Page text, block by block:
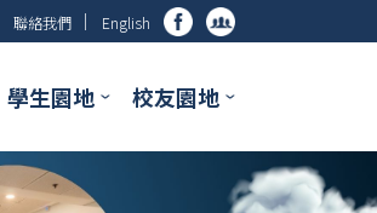
聯絡我們 │ English
學生園地 校友園地